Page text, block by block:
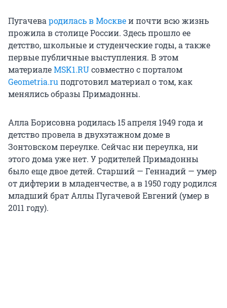
Пугачевародилась в Москвеи почти всю жизнь
прожила в столице России. Здесь прошло ее
детство, школьные и студенческие годы, а также
первые публичные выступления. В этом
материалеMSK1.RUсовместно с порталом
Geometria.ruподготовил материал о том, как
менялись образы Примадонны.
Алла Борисовна родилась 15 апреля 1949 года и
детство провела в двухэтажном доме в
Зонтовском переулке. Сейчас ни переулка, ни
этого дома уже нет. У родителей Примадонны
было еще двое детей. Старший — Геннадий — умер
от дифтерии в младенчестве, а в 1950 году родился
младший брат Аллы Пугачевой Евгений (умер в
2011 году).